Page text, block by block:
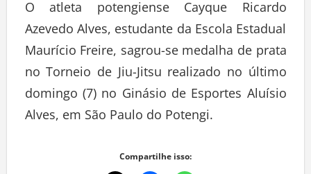
O atleta potengiense Cayque Ricardo
Azevedo Alves, estudante da Escola Estadual
Maurício Freire, sagrou-se medalha de prata
no Torneio de Jiu-Jitsu realizado no último
domingo (7) no Ginásio de Esportes Aluísio
Alves, em São Paulo do Potengi.
Compartilhe isso: